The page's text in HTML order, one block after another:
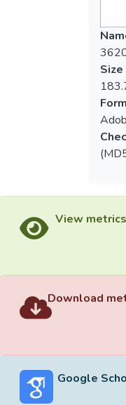
Size
View metrics
Download
Google